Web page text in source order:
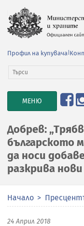
Профил на купувача
TOGGLE
NAVIGATION
МЕНЮ
Добрев:
българското
да носи
разкрива
Начало
24 Април 2018